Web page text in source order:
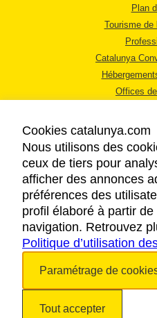
Plan
Tourisme de
Catalunya
Offices
RÈGLES DE
Cookies catalunya.com
Nous utilisons des
ceux de tiers pour
afficher des annonces
préférences des
profil élaboré à partir
navigation. Retrouvez
Politique d’utilisation
Paramétrage de
Tout accepter